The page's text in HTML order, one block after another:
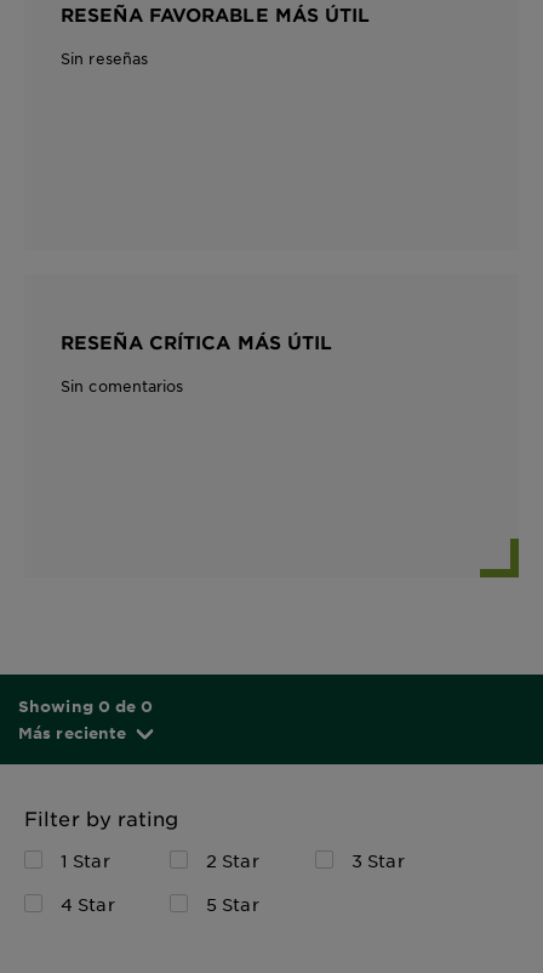
RESEÑA FAVORABLE MÁS ÚTIL
Sin reseñas
RESEÑA CRÍTICA MÁS ÚTIL
Sin comentarios
Showing 0 de 0
Más reciente
Filter by rating
1 Star 2 Star
3 Star
4 Star
5 Star